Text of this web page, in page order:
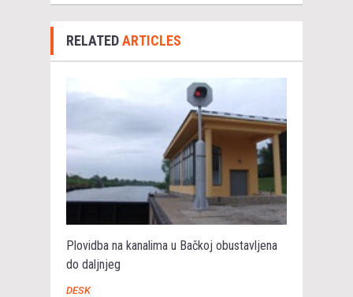
RELATEDARTICLES
Plovidba na kanalima u Bačkoj obustavljena
do daljnjeg
DESK